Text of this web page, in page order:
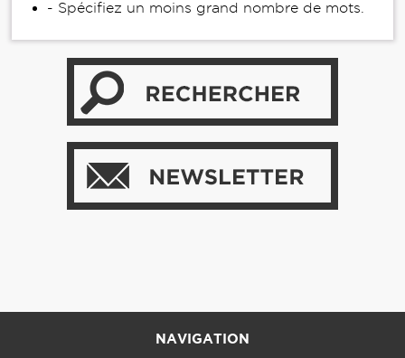
- Spécifiez un moins grand nombre de mots.
NAVIGATION